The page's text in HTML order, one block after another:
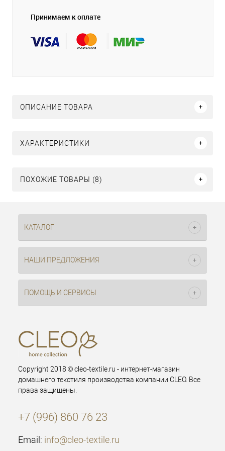
Принимаем к оплате
ОПИСАНИЕ ТОВАРА
ХАРАКТЕРИСТИКИ
ПОХОЖИЕ ТОВАРЫ (8)
КАТАЛОГ
НАШИ ПРЕДЛОЖЕНИЯ
ПОМОЩЬ И СЕРВИСЫ
Copyright 2018 © cleo-textile.ru - интернет-магазин
домашнего текстиля производства компании CLEO. Все
права защищены.
+7 (996) 860 76 23
Email: info@cleo-textile.ru